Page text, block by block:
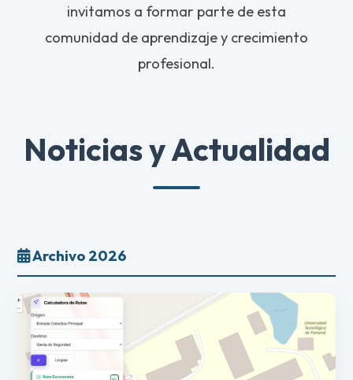
invitamos a formar parte de esta
comunidad de aprendizaje y crecimiento
profesional.
Noticias y Actualidad
Archivo 2026